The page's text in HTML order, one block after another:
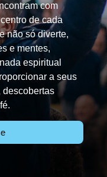
com
de cada
não só diverte,
e mentes,
espiritual
a seus
descobertas